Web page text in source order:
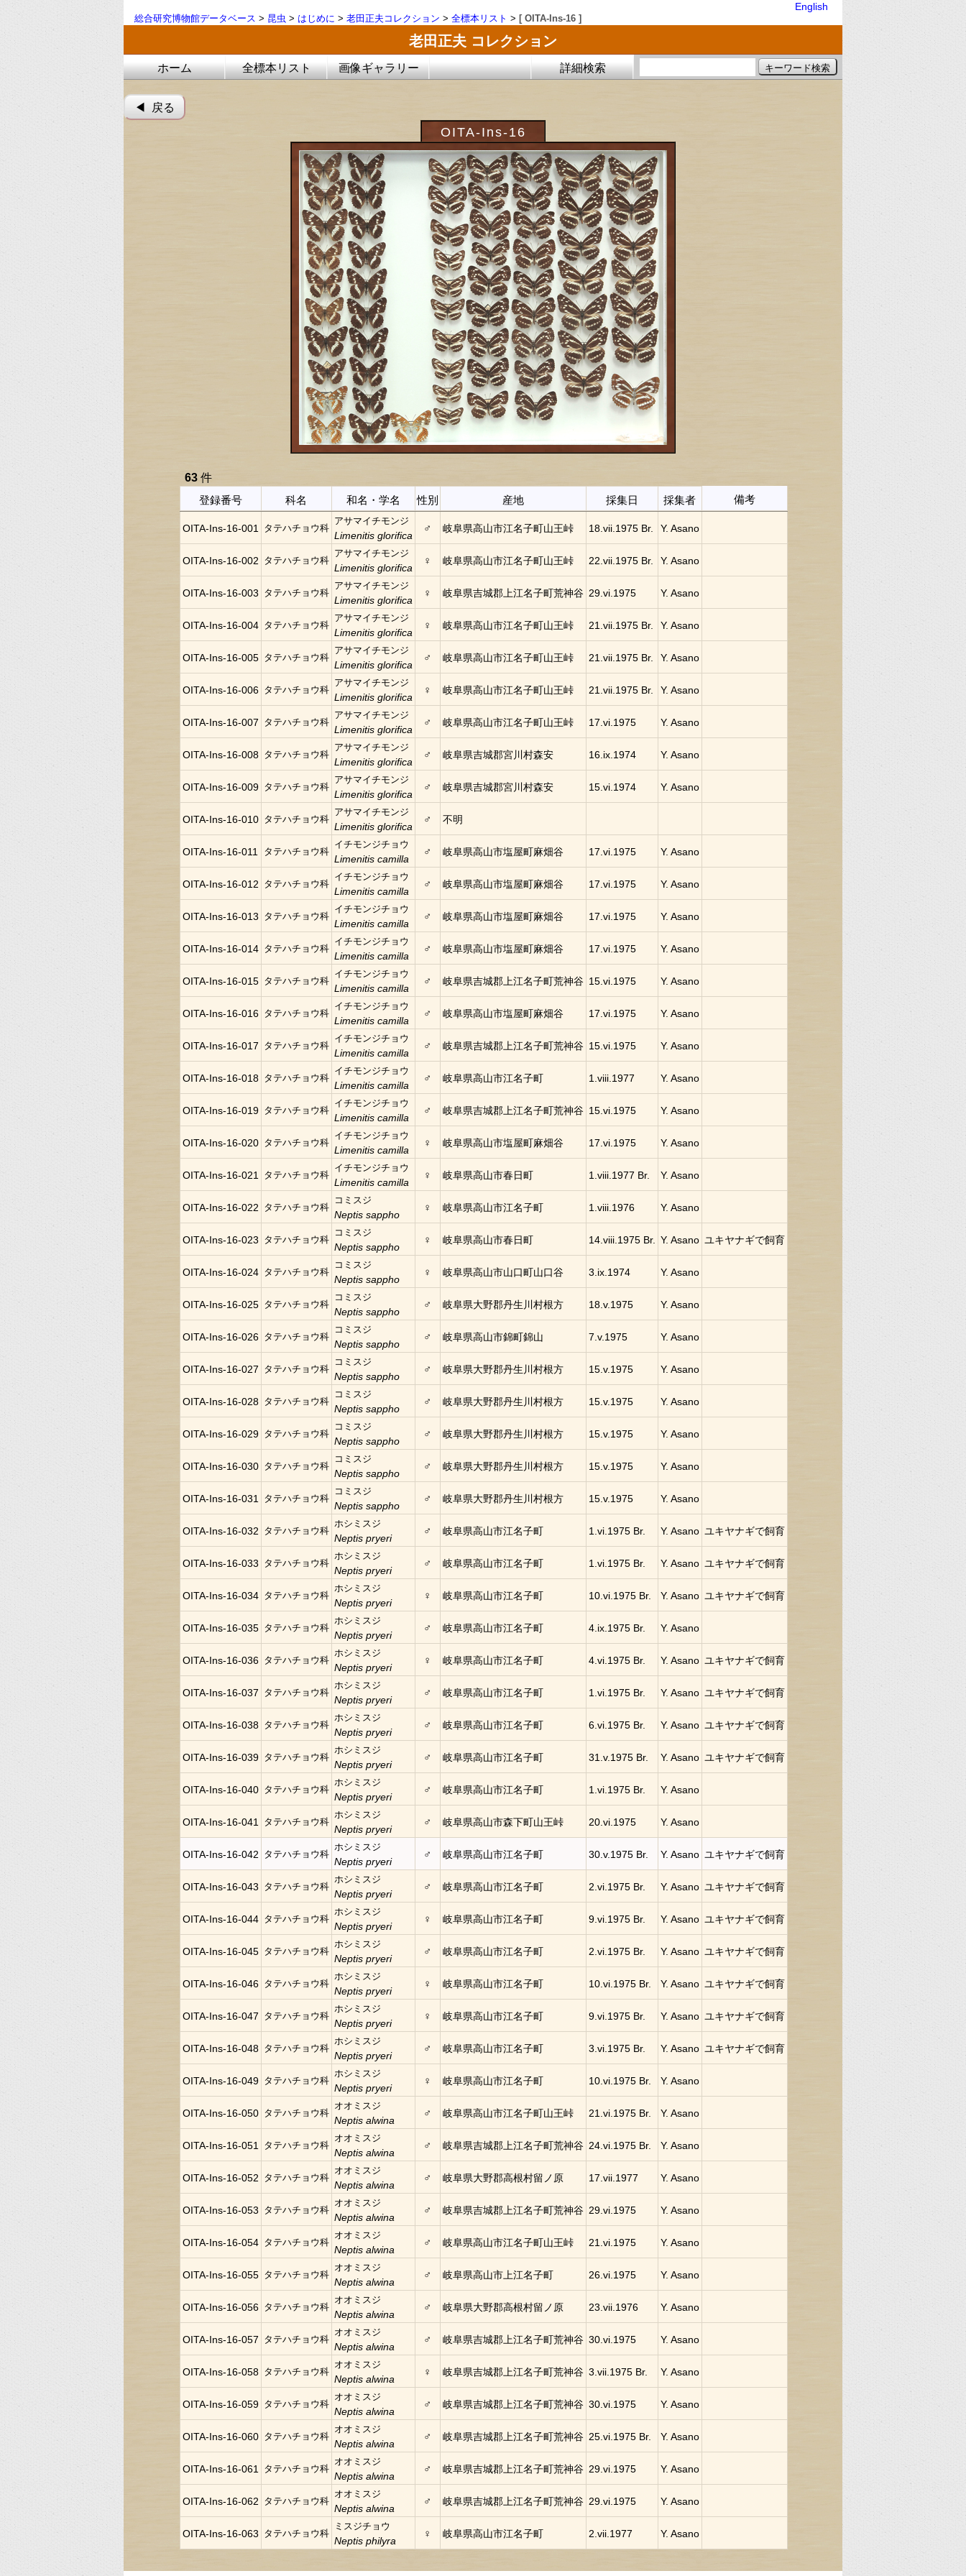
English
総合研究博物館データベース > 昆虫 > はじめに > 老田正夫コレクション > 全標本リスト > [ OITA-Ins-16 ]
老田正夫 コレクション
ホーム 全標本リスト 画像ギャラリー 詳細検索
◀︎ 戻る
OITA-Ins-16
63件
登録番号
科名 和名・学名 性別 産地 採集日 採集者 備考
OITA-Ins-16-001 タテハチョウ科
アサマイチモンジ
Limenitis glorifica
♂ 岐阜県高山市江名子町山王峠 18.vii.1975 Br. Y. Asano
OITA-Ins-16-002 タテハチョウ科
アサマイチモンジ
Limenitis glorifica
♀ 岐阜県高山市江名子町山王峠 22.vii.1975 Br. Y. Asano
OITA-Ins-16-003 タテハチョウ科
アサマイチモンジ
Limenitis glorifica
♀ 岐阜県吉城郡上江名子町荒神谷 29.vi.1975 Y. Asano
OITA-Ins-16-004 タテハチョウ科
アサマイチモンジ
Limenitis glorifica
♀ 岐阜県高山市江名子町山王峠 21.vii.1975 Br. Y. Asano
OITA-Ins-16-005 タテハチョウ科
アサマイチモンジ
Limenitis glorifica
♂ 岐阜県高山市江名子町山王峠 21.vii.1975 Br. Y. Asano
OITA-Ins-16-006 タテハチョウ科
アサマイチモンジ
Limenitis glorifica
♀ 岐阜県高山市江名子町山王峠 21.vii.1975 Br. Y. Asano
OITA-Ins-16-007 タテハチョウ科
アサマイチモンジ
Limenitis glorifica
♂ 岐阜県高山市江名子町山王峠 17.vi.1975 Y. Asano
OITA-Ins-16-008 タテハチョウ科
アサマイチモンジ
Limenitis glorifica
♂ 岐阜県吉城郡宮川村森安 16.ix.1974 Y. Asano
OITA-Ins-16-009 タテハチョウ科
アサマイチモンジ
Limenitis glorifica
♂ 岐阜県吉城郡宮川村森安 15.vi.1974 Y. Asano
OITA-Ins-16-010 タテハチョウ科
アサマイチモンジ
Limenitis glorifica
♂ 不明
OITA-Ins-16-011 タテハチョウ科
イチモンジチョウ
Limenitis camilla
♂ 岐阜県高山市塩屋町麻畑谷 17.vi.1975 Y. Asano
OITA-Ins-16-012 タテハチョウ科
イチモンジチョウ
Limenitis camilla
♂ 岐阜県高山市塩屋町麻畑谷 17.vi.1975 Y. Asano
OITA-Ins-16-013 タテハチョウ科
イチモンジチョウ
Limenitis camilla
♂ 岐阜県高山市塩屋町麻畑谷 17.vi.1975 Y. Asano
OITA-Ins-16-014 タテハチョウ科
イチモンジチョウ
Limenitis camilla
♂ 岐阜県高山市塩屋町麻畑谷 17.vi.1975 Y. Asano
OITA-Ins-16-015 タテハチョウ科
イチモンジチョウ
Limenitis camilla
♂ 岐阜県吉城郡上江名子町荒神谷 15.vi.1975 Y. Asano
OITA-Ins-16-016 タテハチョウ科
イチモンジチョウ
Limenitis camilla
♂ 岐阜県高山市塩屋町麻畑谷 17.vi.1975 Y. Asano
OITA-Ins-16-017 タテハチョウ科
イチモンジチョウ
Limenitis camilla
♂ 岐阜県吉城郡上江名子町荒神谷 15.vi.1975 Y. Asano
OITA-Ins-16-018 タテハチョウ科
イチモンジチョウ
Limenitis camilla
♂ 岐阜県高山市江名子町 1.viii.1977 Y. Asano
OITA-Ins-16-019 タテハチョウ科
イチモンジチョウ
Limenitis camilla
♂ 岐阜県吉城郡上江名子町荒神谷 15.vi.1975 Y. Asano
OITA-Ins-16-020 タテハチョウ科
イチモンジチョウ
Limenitis camilla
♀ 岐阜県高山市塩屋町麻畑谷 17.vi.1975 Y. Asano
OITA-Ins-16-021 タテハチョウ科
イチモンジチョウ
Limenitis camilla
♀ 岐阜県高山市春日町 1.viii.1977 Br. Y. Asano
OITA-Ins-16-022 タテハチョウ科
コミスジ
Neptis sappho
♀ 岐阜県高山市江名子町 1.viii.1976 Y. Asano
OITA-Ins-16-023 タテハチョウ科
コミスジ
Neptis sappho
♀ 岐阜県高山市春日町 14.viii.1975 Br. Y. Asano ユキヤナギで飼育
OITA-Ins-16-024 タテハチョウ科
コミスジ
Neptis sappho
♀ 岐阜県高山市山口町山口谷 3.ix.1974 Y. Asano
OITA-Ins-16-025 タテハチョウ科
コミスジ
Neptis sappho
♂ 岐阜県大野郡丹生川村根方 18.v.1975 Y. Asano
OITA-Ins-16-026 タテハチョウ科
コミスジ
Neptis sappho
♂ 岐阜県高山市錦町錦山 7.v.1975 Y. Asano
OITA-Ins-16-027 タテハチョウ科
コミスジ
Neptis sappho
♂ 岐阜県大野郡丹生川村根方 15.v.1975 Y. Asano
OITA-Ins-16-028 タテハチョウ科
コミスジ
Neptis sappho
♂ 岐阜県大野郡丹生川村根方 15.v.1975 Y. Asano
OITA-Ins-16-029 タテハチョウ科
コミスジ
Neptis sappho
♂ 岐阜県大野郡丹生川村根方 15.v.1975 Y. Asano
OITA-Ins-16-030 タテハチョウ科
コミスジ
Neptis sappho
♂ 岐阜県大野郡丹生川村根方 15.v.1975 Y. Asano
OITA-Ins-16-031 タテハチョウ科
コミスジ
Neptis sappho
♂ 岐阜県大野郡丹生川村根方 15.v.1975 Y. Asano
OITA-Ins-16-032 タテハチョウ科
ホシミスジ
Neptis pryeri
♂ 岐阜県高山市江名子町 1.vi.1975 Br. Y. Asano ユキヤナギで飼育
OITA-Ins-16-033 タテハチョウ科
ホシミスジ
Neptis pryeri
♂ 岐阜県高山市江名子町 1.vi.1975 Br. Y. Asano ユキヤナギで飼育
OITA-Ins-16-034 タテハチョウ科
ホシミスジ
Neptis pryeri
♀ 岐阜県高山市江名子町 10.vi.1975 Br. Y. Asano ユキヤナギで飼育
OITA-Ins-16-035 タテハチョウ科
ホシミスジ
Neptis pryeri
♂ 岐阜県高山市江名子町 4.ix.1975 Br. Y. Asano
OITA-Ins-16-036 タテハチョウ科
ホシミスジ
Neptis pryeri
♀ 岐阜県高山市江名子町 4.vi.1975 Br. Y. Asano ユキヤナギで飼育
OITA-Ins-16-037 タテハチョウ科
ホシミスジ
Neptis pryeri
♂ 岐阜県高山市江名子町 1.vi.1975 Br. Y. Asano ユキヤナギで飼育
OITA-Ins-16-038 タテハチョウ科
ホシミスジ
Neptis pryeri
♂ 岐阜県高山市江名子町 6.vi.1975 Br. Y. Asano ユキヤナギで飼育
OITA-Ins-16-039 タテハチョウ科
ホシミスジ
Neptis pryeri
♂ 岐阜県高山市江名子町 31.v.1975 Br. Y. Asano ユキヤナギで飼育
OITA-Ins-16-040 タテハチョウ科
ホシミスジ
Neptis pryeri
♂ 岐阜県高山市江名子町 1.vi.1975 Br. Y. Asano
OITA-Ins-16-041 タテハチョウ科
ホシミスジ
Neptis pryeri
♂ 岐阜県高山市森下町山王峠 20.vi.1975 Y. Asano
OITA-Ins-16-042 タテハチョウ科
ホシミスジ
Neptis pryeri
♂ 岐阜県高山市江名子町 30.v.1975 Br. Y. Asano ユキヤナギで飼育
OITA-Ins-16-043 タテハチョウ科
ホシミスジ
Neptis pryeri
♂ 岐阜県高山市江名子町 2.vi.1975 Br. Y. Asano ユキヤナギで飼育
OITA-Ins-16-044 タテハチョウ科
ホシミスジ
Neptis pryeri
♀ 岐阜県高山市江名子町 9.vi.1975 Br. Y. Asano ユキヤナギで飼育
OITA-Ins-16-045 タテハチョウ科
ホシミスジ
Neptis pryeri
♂ 岐阜県高山市江名子町 2.vi.1975 Br. Y. Asano ユキヤナギで飼育
OITA-Ins-16-046 タテハチョウ科
ホシミスジ
Neptis pryeri
♀ 岐阜県高山市江名子町 10.vi.1975 Br. Y. Asano ユキヤナギで飼育
OITA-Ins-16-047 タテハチョウ科
ホシミスジ
Neptis pryeri
♀ 岐阜県高山市江名子町 9.vi.1975 Br. Y. Asano ユキヤナギで飼育
OITA-Ins-16-048 タテハチョウ科
ホシミスジ
Neptis pryeri
♂ 岐阜県高山市江名子町 3.vi.1975 Br. Y. Asano ユキヤナギで飼育
OITA-Ins-16-049 タテハチョウ科
ホシミスジ
Neptis pryeri
♀ 岐阜県高山市江名子町 10.vi.1975 Br. Y. Asano
OITA-Ins-16-050 タテハチョウ科
オオミスジ
Neptis alwina
♂ 岐阜県高山市江名子町山王峠 21.vi.1975 Br. Y. Asano
OITA-Ins-16-051 タテハチョウ科
オオミスジ
Neptis alwina
♂ 岐阜県吉城郡上江名子町荒神谷 24.vi.1975 Br. Y. Asano
OITA-Ins-16-052 タテハチョウ科
オオミスジ
Neptis alwina
♂ 岐阜県大野郡高根村留ノ原 17.vii.1977 Y. Asano
OITA-Ins-16-053 タテハチョウ科
オオミスジ
Neptis alwina
♂ 岐阜県吉城郡上江名子町荒神谷 29.vi.1975 Y. Asano
OITA-Ins-16-054 タテハチョウ科
オオミスジ
Neptis alwina
♂ 岐阜県高山市江名子町山王峠 21.vi.1975 Y. Asano
OITA-Ins-16-055 タテハチョウ科
オオミスジ
Neptis alwina
♂ 岐阜県高山市上江名子町 26.vi.1975 Y. Asano
OITA-Ins-16-056 タテハチョウ科
オオミスジ
Neptis alwina
♂ 岐阜県大野郡高根村留ノ原 23.vii.1976 Y. Asano
OITA-Ins-16-057 タテハチョウ科
オオミスジ
Neptis alwina
♂ 岐阜県吉城郡上江名子町荒神谷 30.vi.1975 Y. Asano
OITA-Ins-16-058 タテハチョウ科
オオミスジ
Neptis alwina
♀ 岐阜県吉城郡上江名子町荒神谷 3.vii.1975 Br. Y. Asano
OITA-Ins-16-059 タテハチョウ科
オオミスジ
Neptis alwina
♂ 岐阜県吉城郡上江名子町荒神谷 30.vi.1975 Y. Asano
OITA-Ins-16-060 タテハチョウ科
オオミスジ
Neptis alwina
♂ 岐阜県吉城郡上江名子町荒神谷 25.vi.1975 Br. Y. Asano
OITA-Ins-16-061 タテハチョウ科
オオミスジ
Neptis alwina
♂ 岐阜県吉城郡上江名子町荒神谷 29.vi.1975 Y. Asano
OITA-Ins-16-062 タテハチョウ科
オオミスジ
Neptis alwina
♂ 岐阜県吉城郡上江名子町荒神谷 29.vi.1975 Y. Asano
OITA-Ins-16-063 タテハチョウ科
ミスジチョウ
Neptis philyra
♀ 岐阜県高山市江名子町 2.vii.1977 Y. Asano